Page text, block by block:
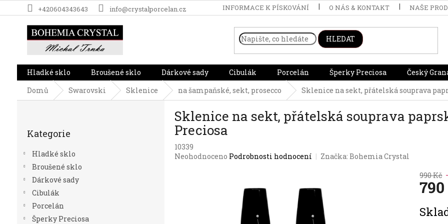
na
+420604343643 info@crystalporcelan.cz INFORMACE K PÍSKOVÁNÍ O NÁS & KONTAKT NAŠE
HLEDAT
Hladké sklo Broušené sklo Dárkové sady Cibulák Porcelán Šperky Preciosa Český
Domů
Swarovski Sklenice na šampaňské, sekt, prosecco Sklenice na sekt, přátelská souprava
kategorie
Kategorie
Hladké sklo
Broušené sklo
Dárkové sady
Cibulák
Porcelán
Šperky Preciosa
Sklenice na sekt, přátelská souprava
Preciosa
10339
Průměrné
Neohodnoceno Podrobnosti hodnocení Značka:Bohemia Crystal
990 Kč
cena: